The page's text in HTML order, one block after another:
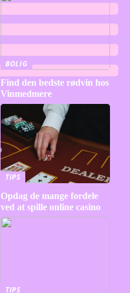
BOLIG
Find den bedste rødvin hos
Vinmedmere
TIPS
Opdag de mange fordele
ved at spille online casino
TIPS